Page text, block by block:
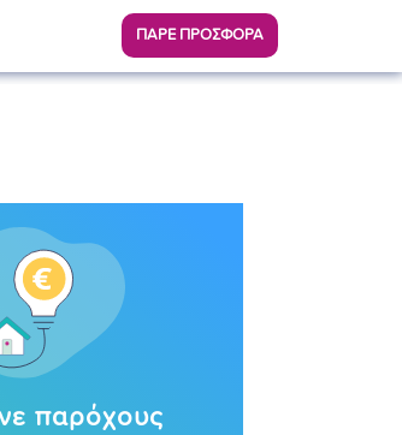
ΠΑΡΕ ΠΡΟΣΦΟΡΑ
παρόχους